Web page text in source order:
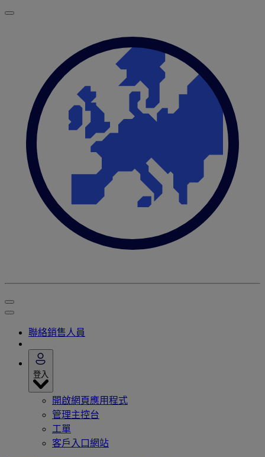
聯絡銷售人員
登入
開啟網頁應用程式
管理主控台
工單
客戶入口網站